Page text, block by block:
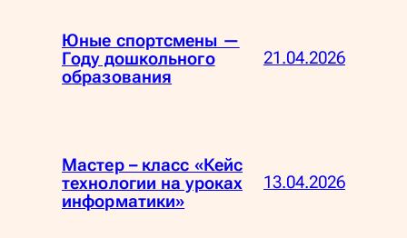
Юные спортсмены —
Году дошкольного
образования
21.04.2026
Мастер – класс «Кейс
технологии на уроках
информатики»
13.04.2026